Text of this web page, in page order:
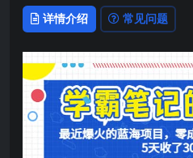
详情介绍 常见问题